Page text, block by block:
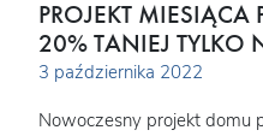
PROJEKT
20% TANIEJ TYLKO
3 października 2022
Nowoczesny projekt domu